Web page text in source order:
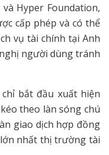
Hyper Foundation,
cấp phép và có thể
vụ tài chính tại Anh
người dùng tránh
bắt đầu xuất hiện
theo làn sóng chú
giao dịch hợp đồng
nhất thị trường tài